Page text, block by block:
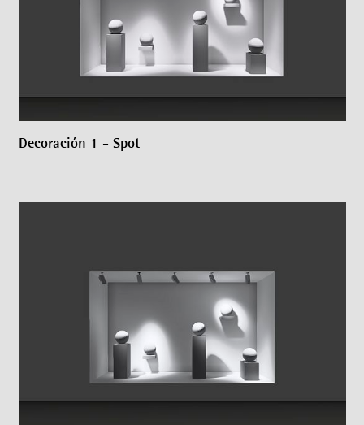
Decoración 1 - Spot